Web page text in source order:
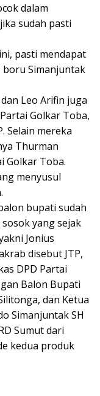
dalam
sudah pasti
pasti mendapat
boru Simanjuntak
Leo Arifin juga
Golkar Toba,
Selain mereka
Thurman
Golkar Toba.
menyusul
bupati sudah
yang sejak
Jonius
disebut JTP,
DPD Partai
Balon Bupati
dan Ketua
Simanjuntak SH
Sumut dari
kedua produk